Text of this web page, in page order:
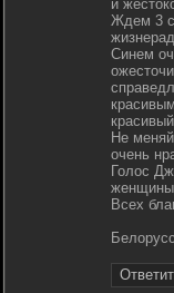
и
Ждем 3
Синем
Не
очень
Голос
Всех